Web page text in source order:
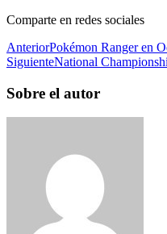
Comparte en redes sociales
AnteriorPokémon Ranger en
SiguienteNational
Sobre el autor